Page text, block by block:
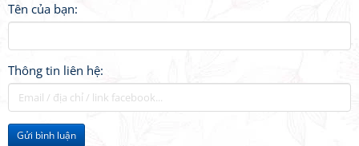
Tên của bạn:
Thông tin liên hệ:
Gửi bình luận